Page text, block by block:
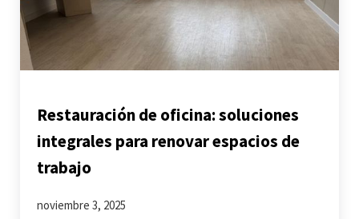
Restauración de oficina: soluciones
integrales para renovar espacios de
trabajo
noviembre 3, 2025